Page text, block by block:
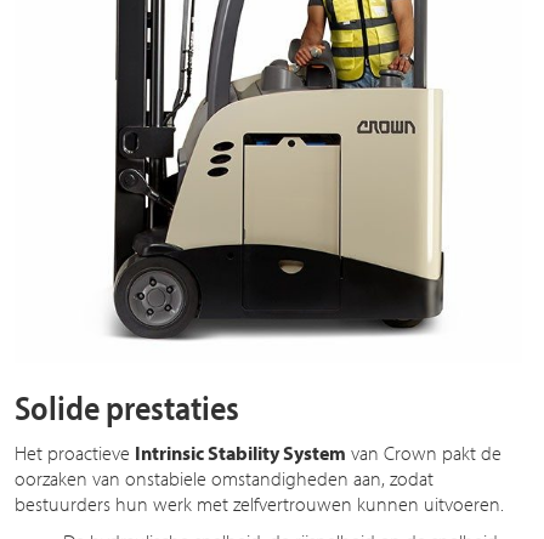
Solide prestaties
Het proactieve Intrinsic Stability System van Crown pakt de
oorzaken van onstabiele omstandigheden aan, zodat
bestuurders hun werk met zelfvertrouwen kunnen uitvoeren.